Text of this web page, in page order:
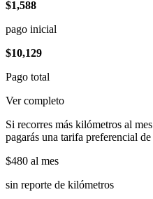
$1,588
pago inicial
$10,129
Pago total
Ver completo
Si recorres más kilómetros al
pagarás una tarifa preferencial de
$480 al mes
sin reporte de kilómetros